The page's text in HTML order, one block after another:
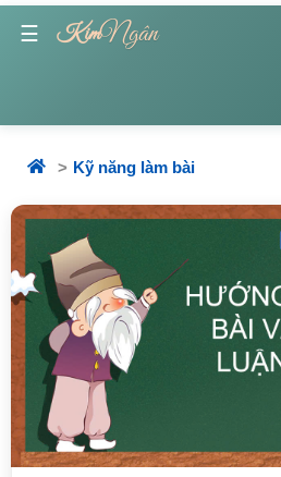
☰ KimNgân
Kỹ năng làm bài